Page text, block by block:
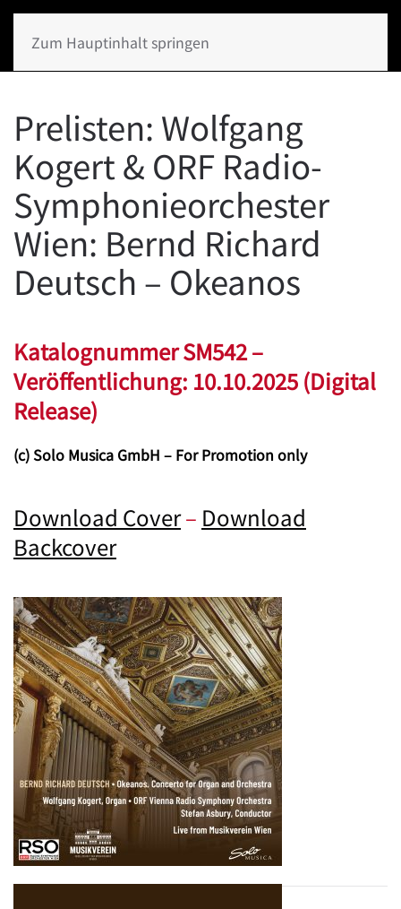
Zum Hauptinhalt springen
Prelisten: Wolfgang
Kogert & ORF Radio-
Symphonieorchester
Wien: Bernd Richard
Deutsch – Okeanos
Katalognummer SM542 –
Veröffentlichung: 10.10.2025 (Digital
Release)
(c) Solo Musica GmbH – For Promotion only
Download Cover– Download
Backcover